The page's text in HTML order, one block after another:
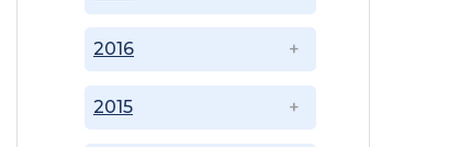
2015
2016